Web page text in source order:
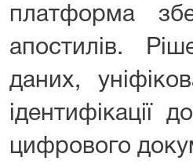
платформа
апостилів.
даних,
ідентифікації
цифрового